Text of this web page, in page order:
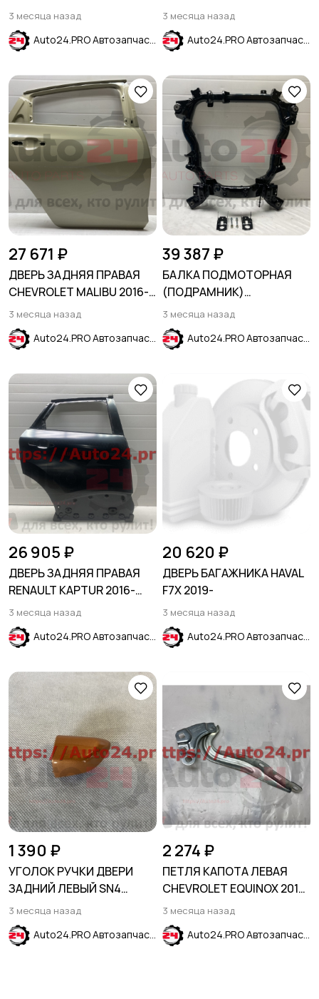
3 месяца назад
Auto24.PRO Автозапчасти
DOKKER 2012-2020
3 месяца назад
Auto24.PRO Автозапчасти
27 671 ₽
ДВЕРЬ ЗАДНЯЯ ПРАВАЯ
CHEVROLET MALIBU 2016-
2024
3 месяца назад
Auto24.PRO Автозапчасти
39 387 ₽
БАЛКА ПОДМОТОРНАЯ
(ПОДРАМНИК)
CHEVROLET CAPTIVA I
(C100) 2006-2010
3 месяца назад
Auto24.PRO Автозапчасти
26 905 ₽
ДВЕРЬ ЗАДНЯЯ ПРАВАЯ
RENAULT KAPTUR 2016-
2022
3 месяца назад
Auto24.PRO Автозапчасти
20 620 ₽
ДВЕРЬ БАГАЖНИКА HAVAL
F7X 2019-
3 месяца назад
Auto24.PRO Автозапчасти
1 390 ₽
УГОЛОК РУЧКИ ДВЕРИ
ЗАДНИЙ ЛЕВЫЙ SN4
оранжевый HYUNDAI
SOLARIS 2017-2024
3 месяца назад
Auto24.PRO Автозапчасти
2 274 ₽
ПЕТЛЯ КАПОТА ЛЕВАЯ
CHEVROLET EQUINOX 2017-
2023
3 месяца назад
Auto24.PRO Автозапчасти